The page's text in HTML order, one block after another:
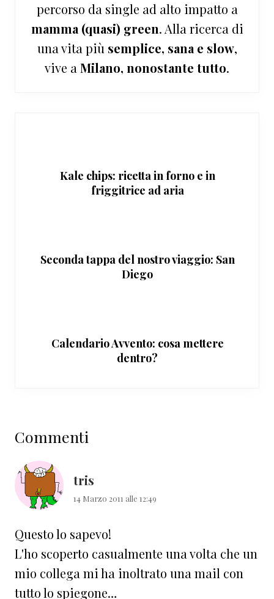
percorso da single ad alto impatto a
mamma (quasi) green. Alla ricerca di
una vita più semplice, sana e slow,
vive a Milano, nonostante tutto.
Kale chips: ricetta in forno e in
friggitrice ad aria
Seconda tappa del nostro viaggio: San
Diego
Calendario Avvento: cosa mettere
dentro?
del
lettore
Commenti
tris
14 Marzo 2011 alle 12:49
Questo lo sapevo!
L'ho scoperto casualmente una volta che un
mio collega mi ha inoltrato una mail con
tutto lo spiegone…